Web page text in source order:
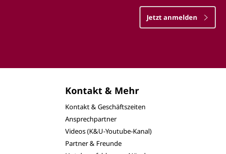
Jetzt anmelden
Kontakt & Mehr
Kontakt & Geschäftszeiten
Ansprechpartner
Videos (K&U-Youtube-Kanal)
Partner & Freunde